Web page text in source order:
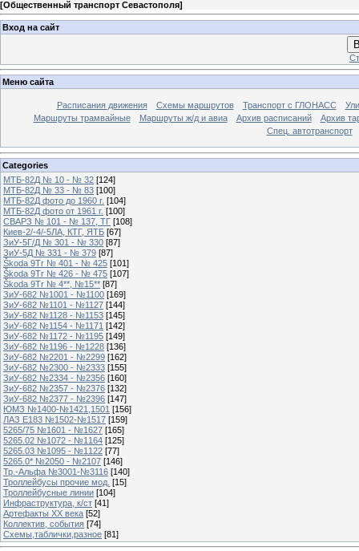
[Общественный транспорт Севастополя]
Вход на сайт
Меню сайта
Расписания движения Схемы маршрутов Транспорт с ГЛОНАСС
Маршруты трамвайные
Маршруты ж/д и авиа Архив расписаний
Архив
Спец. автотранспорт
Categories
МТБ-82Д № 10 - № 32 [124]
МТБ-82Д № 33 - № 83 [100]
МТБ-82Д фото до 1960 г. [104]
МТБ-82Д фото от 1961 г. [100]
СВАРЗ № 101 - № 137, ТГ [108]
Киев-2/-4/-5ЛА, КТГ, ЯТБ [67]
ЗиУ-5Г/Д № 301 - № 330 [87]
ЗиУ-5Д № 331 - № 379 [87]
Škoda 9Tr № 401 - № 425 [101]
Škoda 9Tr № 426 - № 475 [107]
Škoda 9Tr № 4**, №15** [87]
ЗиУ-682 №1001 - №1100 [169]
ЗиУ-682 №1101 - №1127 [144]
ЗиУ-682 №1128 - №1153 [145]
ЗиУ-682 №1154 - №1171 [142]
ЗиУ-682 №1172 - №1195 [149]
ЗиУ-682 №1196 - №1228 [136]
ЗиУ-682 №2201 - №2299 [162]
ЗиУ-682 №2300 - №2333 [155]
ЗиУ-682 №2334 - №2356 [160]
ЗиУ-682 №2357 - №2376 [132]
ЗиУ-682 №2377 - №2396 [147]
ЮМЗ №1400-№1421,1501 [156]
ЛАЗ Е183 №1502-№1517 [159]
5265/75 №1601 - №1627 [165]
5265.02 №1072 - №1164 [125]
5265.03 №1095 - №1122 [77]
5265.0* №2050 - №2107 [146]
Тр.-Альфа №3001-№3116 [140]
Троллейбусы прочие мод. [15]
Троллейбусные линии [104]
Инфраструктура, к/ст [41]
Артефакты ХХ века [52]
Коллектив, события [74]
Схемы,таблички,разное [81]